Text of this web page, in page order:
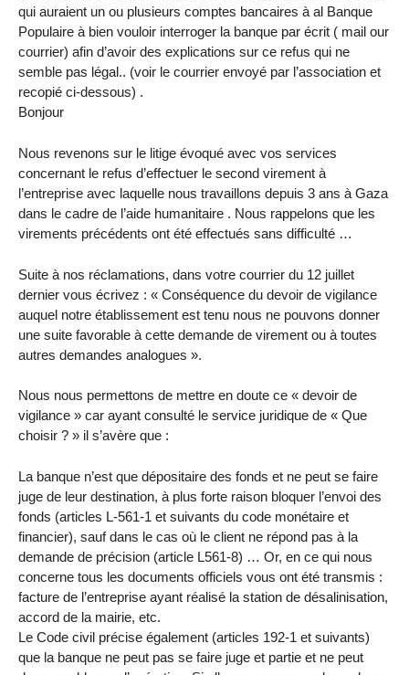
qui auraient un ou plusieurs comptes bancaires à al Banque
Populaire à bien vouloir interroger la banque par écrit ( mail our
courrier) afin d’avoir des explications sur ce refus qui ne
semble pas légal.. (voir le courrier envoyé par l’association et
recopié ci-dessous) .
Bonjour
Nous revenons sur le litige évoqué avec vos services
concernant le refus d’effectuer le second virement à
l’entreprise avec laquelle nous travaillons depuis 3 ans à Gaza
dans le cadre de l’aide humanitaire . Nous rappelons que les
virements précédents ont été effectués sans difficulté …
Suite à nos réclamations, dans votre courrier du 12 juillet
dernier vous écrivez : « Conséquence du devoir de vigilance
auquel notre établissement est tenu nous ne pouvons donner
une suite favorable à cette demande de virement ou à toutes
autres demandes analogues ».
Nous nous permettons de mettre en doute ce « devoir de
vigilance » car ayant consulté le service juridique de « Que
choisir ? » il s’avère que :
La banque n’est que dépositaire des fonds et ne peut se faire
juge de leur destination, à plus forte raison bloquer l’envoi des
fonds (articles L-561-1 et suivants du code monétaire et
financier), sauf dans le cas où le client ne répond pas à la
demande de précision (article L561-8) … Or, en ce qui nous
concerne tous les documents officiels vous ont été transmis :
facture de l’entreprise ayant réalisé la station de désalinisation,
accord de la mairie, etc.
Le Code civil précise également (articles 192-1 et suivants)
que la banque ne peut pas se faire juge et partie et ne peut